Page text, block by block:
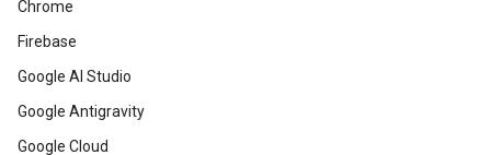
Chrome
Firebase
Google AI Studio
Google Antigravity
Google Cloud